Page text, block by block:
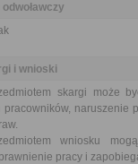
i wnioski
skargi może
pracowników, naruszenie
wniosku
pracy i